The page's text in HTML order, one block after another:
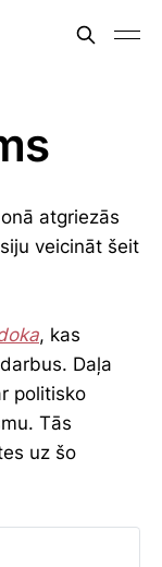
atgriezās
veicināt šeit
, kas
Daļa
politisko
Tās
uz šo